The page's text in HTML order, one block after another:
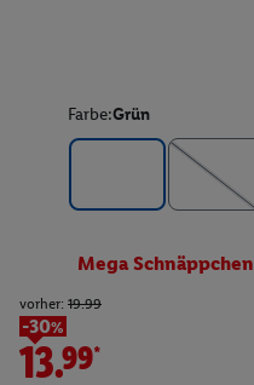
Farbe:Grün
Mega Schnäppchen
vorher: 19.99
-30%
13.99*